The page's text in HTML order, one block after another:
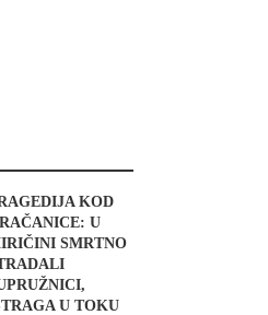
KOD
U
SMRTNO
U TOKU